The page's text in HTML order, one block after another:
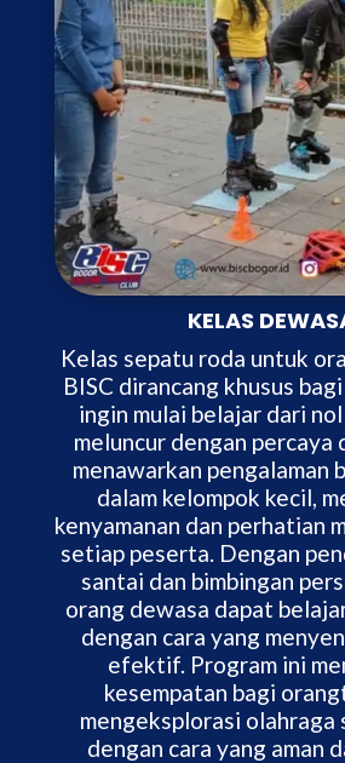
KELAS
Kelas sepatu roda untuk
BISC dirancang khusus
ingin mulai belajar dari
meluncur dengan percaya
menawarkan pengalaman
dalam kelompok kecil,
kenyamanan dan perhatian
setiap peserta. Dengan
santai dan bimbingan
orang dewasa dapat
dengan cara yang
efektif. Program ini
kesempatan bagi
mengeksplorasi olahraga
dengan cara yang aman